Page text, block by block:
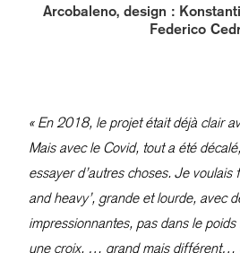
Arcobaleno, design :
Federico
« En 2018, le projet était déjà clair
Mais avec le Covid, tout a été
essayer d’autres choses. Je voulais
and heavy’, grande et lourde, avec
impressionnantes, pas dans le
une croix, … grand mais différent…